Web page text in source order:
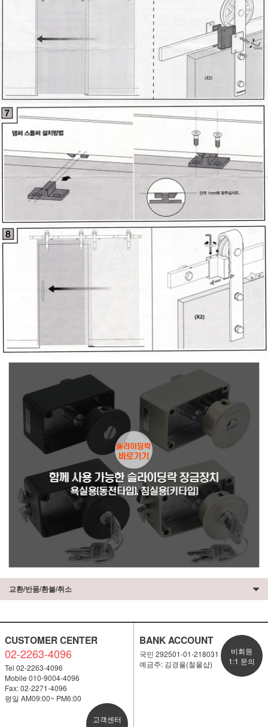
교환/반품/환불/취소
CUSTOMER CENTER
02-2263-4096
Tel 02-2263-4096
Mobile 010-9004-4096
Fax: 02-2271-4096
평일 AM09:00~ PM6:00
고객센터
BANK ACCOUNT
국민 292501-01-218031
예금주: 김경율(철물샵)
비회원
1:1 문의